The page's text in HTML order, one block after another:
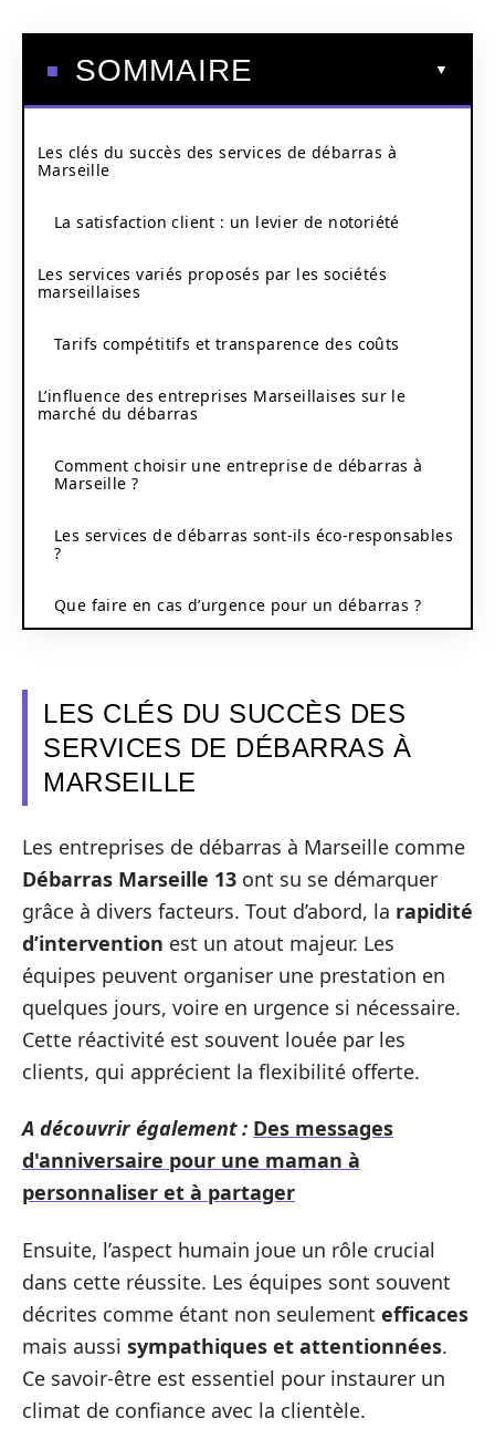
SOMMAIRE
Les clés du succès des services de débarras à
Marseille
La satisfaction client : un levier de notoriété
Les services variés proposés par les sociétés
marseillaises
Tarifs compétitifs et transparence des coûts
L’influence des entreprises Marseillaises sur le
marché du débarras
Comment choisir une entreprise de débarras à
Marseille ?
Les services de débarras sont-ils éco-responsables
?
Que faire en cas d’urgence pour un débarras ?
LES CLÉS DU SUCCÈS DES
SERVICES DE DÉBARRAS À
MARSEILLE
Les entreprises de débarras à Marseille comme
Débarras Marseille 13 ont su se démarquer
grâce à divers facteurs. Tout d’abord, la rapidité
d’intervention est un atout majeur. Les
équipes peuvent organiser une prestation en
quelques jours, voire en urgence si nécessaire.
Cette réactivité est souvent louée par les
clients, qui apprécient la flexibilité offerte.
A découvrir également : Des messages
d'anniversaire pour une maman à
personnaliser et à partager
Ensuite, l’aspect humain joue un rôle crucial
dans cette réussite. Les équipes sont souvent
décrites comme étant non seulement efficaces
mais aussi sympathiques et attentionnées.
Ce savoir-être est essentiel pour instaurer un
climat de confiance avec la clientèle.